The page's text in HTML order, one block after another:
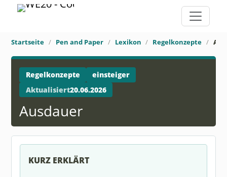
Startseite Pen and Paper Lexikon Regelkonzepte
Regelkonzepte
einsteiger
Aktualisiert20.06.2026
Ausdauer
KURZ ERKLÄRT